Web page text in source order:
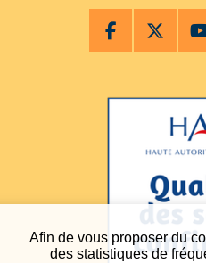
Afin de vous proposer du
des statistiques de